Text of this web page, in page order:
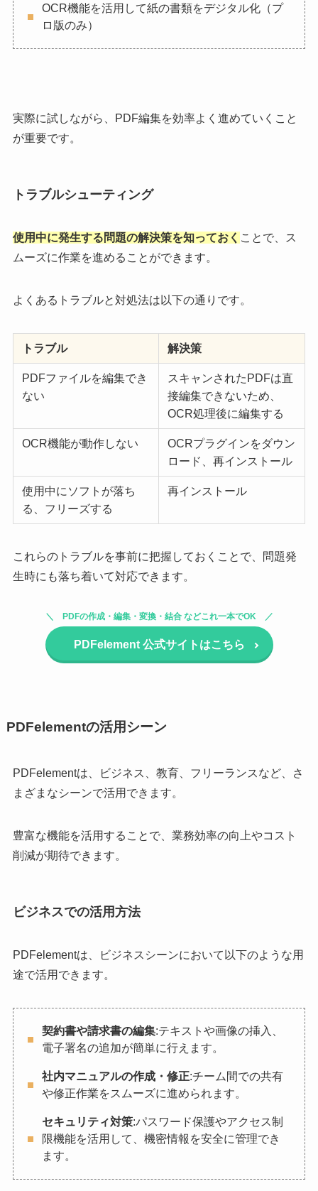
OCR機能を活用して紙の書類をデジタル化（プ
ロ版のみ）
実際に試しながら、PDF編集を効率よく進めていくこと
が重要です。
トラブルシューティング
使用中に発生する問題の解決策を知っておく ことで、ス
ムーズに作業を進めることができます。
よくあるトラブルと対処法は以下の通りです。
トラブル 解決策
PDFファイルを編集でき
ない
スキャンされたPDFは直
接編集できないため、
OCR処理後に編集する
OCR機能が動作しない
OCRプラグインをダウン
ロード、再インストール
使用中にソフトが落ち
る、フリーズする
再インストール
これらのトラブルを事前に把握しておくことで、問題発
生時にも落ち着いて対応できます。
PDFの作成・編集・変換・結合 などこれ一本でOK
PDFelement 公式サイトはこちら
PDFelementの活用シーン
PDFelementは、ビジネス、教育、フリーランスなど、さ
まざまなシーンで活用できます。
豊富な機能を活用することで、業務効率の向上やコスト
削減が期待できます。
ビジネスでの活用方法
PDFelementは、ビジネスシーンにおいて以下のような用
途で活用できます。
契約書や請求書の編集:テキストや画像の挿入、
電子署名の追加が簡単に行えます。
社内マニュアルの作成・修正:チーム間での共有
や修正作業をスムーズに進められます。
セキュリティ対策:パスワード保護やアクセス制
限機能を活用して、機密情報を安全に管理でき
ます。